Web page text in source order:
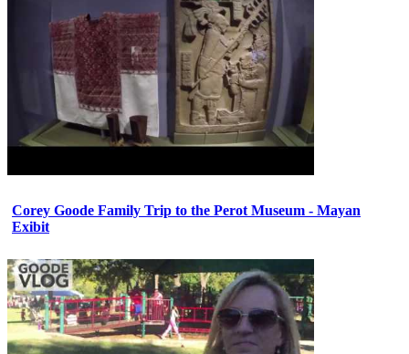
Corey Goode Family Trip to the Perot Museum - Mayan
Exibit